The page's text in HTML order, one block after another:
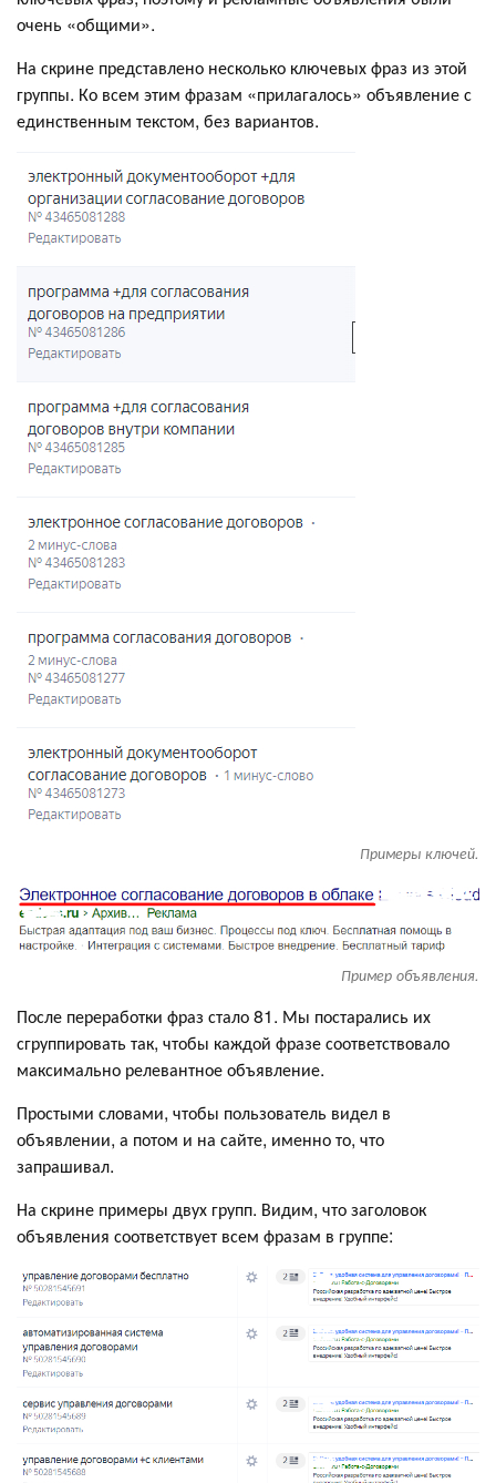
очень «общими».
На скрине представлено несколько ключевых фраз из этой
группы. Ко всем этим фразам «прилагалось» объявление с
единственным текстом, без вариантов.
Примеры ключей.
Пример объявления.
После переработки фраз стало 81. Мы постарались их
сгруппировать так, чтобы каждой фразе соответствовало
максимально релевантное объявление.
Простыми словами, чтобы пользователь видел в
объявлении, а потом и на сайте, именно то, что
запрашивал.
На скрине примеры двух групп. Видим, что заголовок
объявления соответствует всем фразам в группе: